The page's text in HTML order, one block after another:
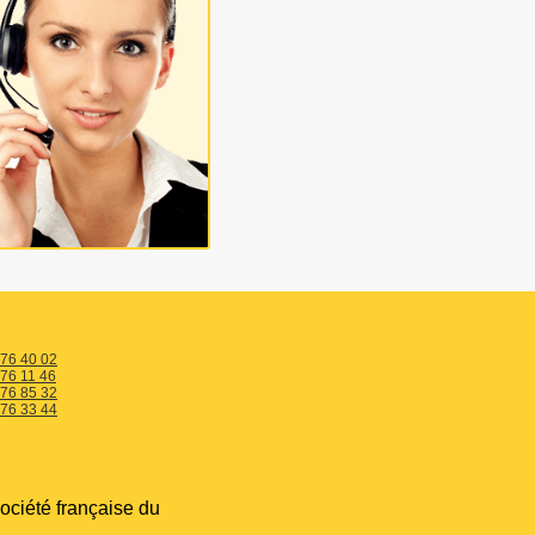
40 02
11 46
85 32
33 44
française du